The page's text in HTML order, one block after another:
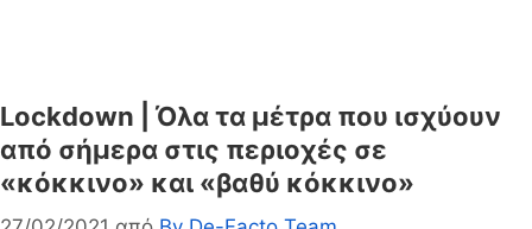
Lockdown | Όλα τα μέτρα που ισχύουν
από σήμερα στις περιοχές σε
«κόκκινο» και «βαθύ κόκκινο»